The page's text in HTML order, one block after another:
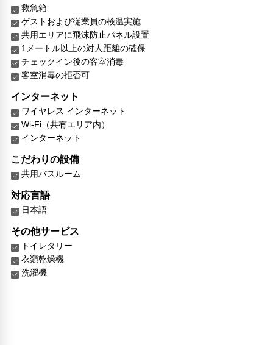
救急箱
ゲストおよび従業員の検温実施
共用エリアに飛沫防止パネル設置
1メートル以上の対人距離の確保
チェックイン後の客室消毒
客室消毒の拒否可
インターネット
ワイヤレス インターネット
Wi-Fi（共有エリア内）
インターネット
こだわりの設備
共用バスルーム
対応言語
日本語
その他サービス
トイレタリー
衣類乾燥機
洗濯機